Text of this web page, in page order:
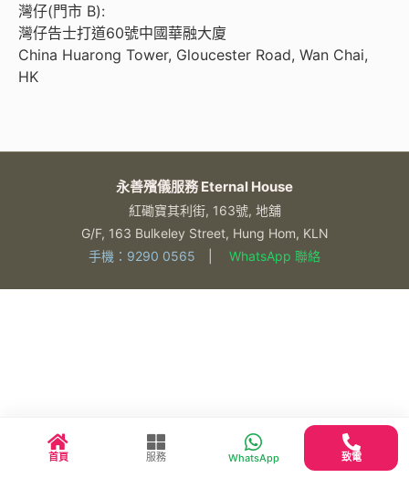
首頁 服務 WhatsApp 致電
灣仔(門市 B):
灣仔告士打道60號中國華融大廈
China Huarong Tower, Gloucester Road, Wan Chai,
HK
永善殯儀服務 Eternal House
紅磡寶其利街, 163號, 地舖
G/F, 163 Bulkeley Street, Hung Hom, KLN
手機：9290 0565
WhatsApp 聯絡